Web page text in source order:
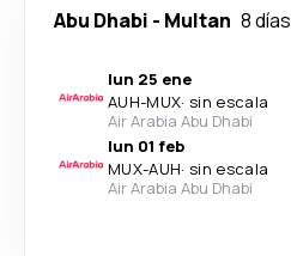
Abu Dhabi - Multan 8 días
lun 25 ene
AUH-MUX· sin escala
Air Arabia Abu Dhabi
lun 01 feb
MUX-AUH· sin escala
Air Arabia Abu Dhabi